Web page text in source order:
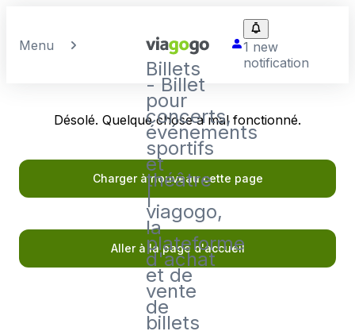
Menu
Billets
- Billet
pour
concerts,
événements
sportifs
et
théâtre
|
viagogo,
la
plateforme
d'achat
et de
vente
de
billets
1 new
notification
Désolé. Quelque chose a mal fonctionné.
Charger à nouveau cette page
Aller à la page d'accueil